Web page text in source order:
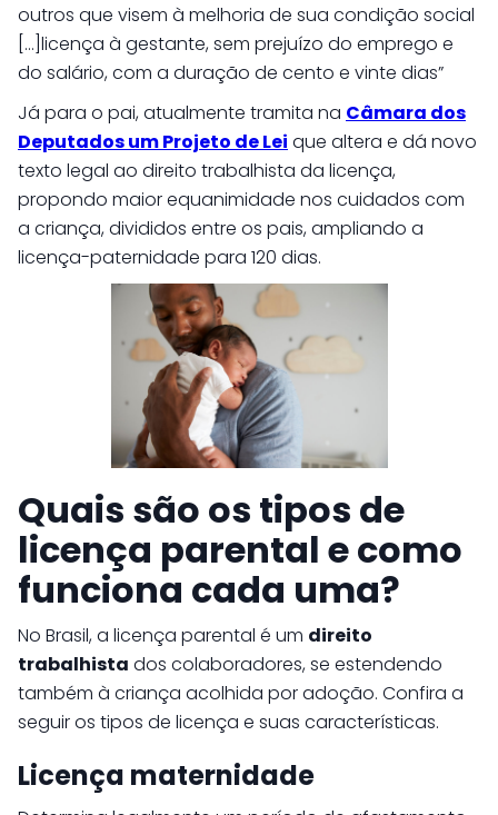
outros que visem à melhoria de sua condição social
[…]licença à gestante, sem prejuízo do emprego e
do salário, com a duração de cento e vinte dias”
Já para o pai, atualmente tramita na Câmara dos
Deputados um Projeto de Lei que altera e dá novo
texto legal ao direito trabalhista da licença,
propondo maior equanimidade nos cuidados com
a criança, divididos entre os pais, ampliando a
licença-paternidade para 120 dias.
Quais são os tipos de
licença parental e como
funciona cada uma?
No Brasil, a licença parental é um direito
trabalhista dos colaboradores, se estendendo
também à criança acolhida por adoção. Confira a
seguir os tipos de licença e suas características.
Licença maternidade